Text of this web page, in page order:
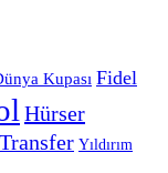
Kupası Fidel
Hürser
Transfer Yıldırım